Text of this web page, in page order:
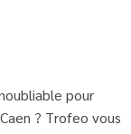
pour
? Trofeo vous